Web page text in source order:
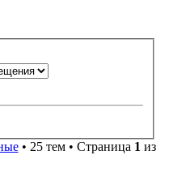
• 25 тем • Страница 1 из